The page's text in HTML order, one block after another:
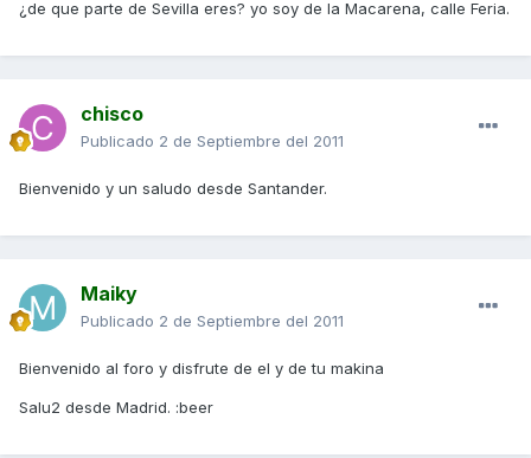
¿de que parte de Sevilla eres? yo soy de la Macarena, calle Feria.
chisco
Publicado 2 de Septiembre del 2011
Bienvenido y un saludo desde Santander.
Maiky
Publicado 2 de Septiembre del 2011
Bienvenido al foro y disfrute de el y de tu makina
Salu2 desde Madrid. :beer